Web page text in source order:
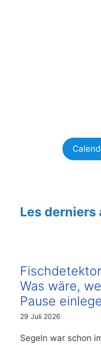
Les
Was wäre,
Pause
29 Juli 2026
Segeln war schon